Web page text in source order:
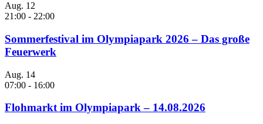
Aug. 12
21:00 - 22:00
Sommerfestival im Olympiapark 2026 – Das große
Feuerwerk
Aug. 14
07:00 - 16:00
Flohmarkt im Olympiapark – 14.08.2026